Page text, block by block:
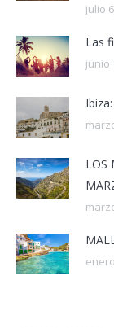
julio
Las
junio
LOS